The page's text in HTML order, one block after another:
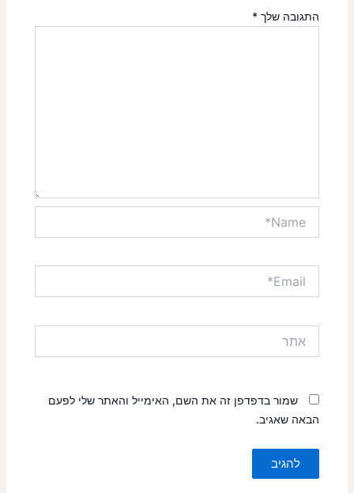
התגובה שלך*
שמור בדפדפן זה את השם, האימייל והאתר שלי לפעם
הבאה שאגיב.